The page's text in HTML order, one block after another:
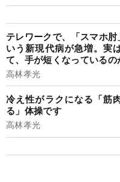
テレワークで、「スマホ
いう新現代病が急増。実
て、手が短くなっているの
高林孝光
冷え性がラクになる「筋
る」体操です
高林孝光